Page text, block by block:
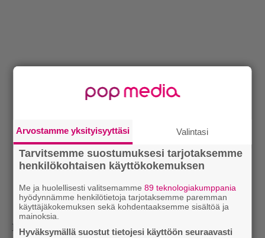
Katso alta nyt televisiossa käynnistyvänDaryl
Arvostamme yksityisyyttäsi Valintasi
Tarvitsemme suostumuksesi tarjotaksemme
henkilökohtaisen käyttökokemuksen
Me ja huolellisesti valitsemamme89 teknologiakumppania
hyödynnämme henkilötietoja tarjotaksemme paremman
käyttäjäkokemuksen sekä kohdentaaksemme sisältöä ja
mainoksia.
Hyväksymällä suostut tietojesi käyttöön seuraavasti